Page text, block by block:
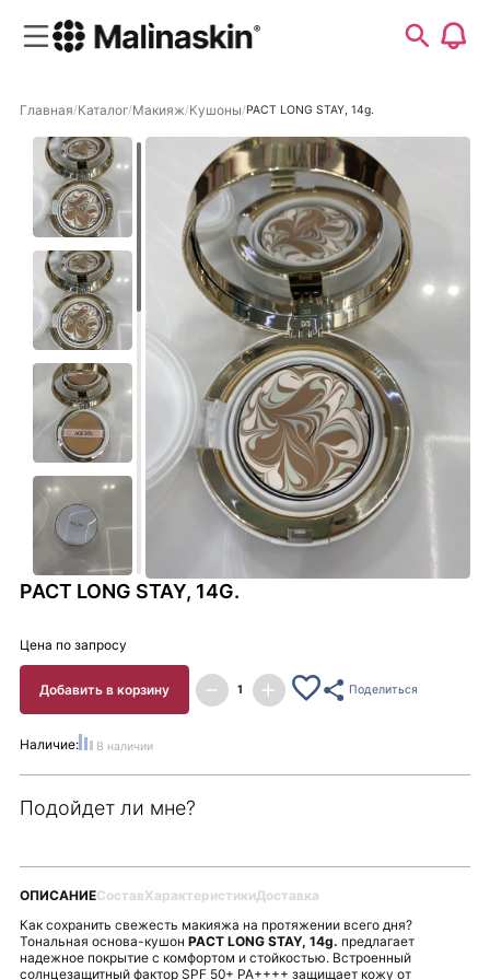
Главная Каталог Макияж Кушоны PACT LONG STAY, 14g.
PACT LONG STAY, 14G.
Цена по запросу
Добавить в корзину Поделиться
Наличие: В наличии
Подойдет ли мне?
ОПИСАНИЕСоставХарактеристикиДоставка
Как сохранить свежесть макияжа на протяжении всего дня?
Тональная основа-кушон PACT LONG STAY, 14g. предлагает
надежное покрытие с комфортом и стойкостью. Встроенный
солнцезащитный фактор SPF 50+ PA++++ защищает кожу от